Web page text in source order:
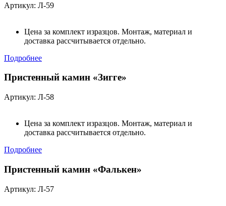
Артикул: Л-59
Цена за комплект изразцов. Монтаж, материал и
доставка рассчитывается отдельно.
Подробнее
Пристенный камин «Зигге»
Артикул: Л-58
Цена за комплект изразцов. Монтаж, материал и
доставка рассчитывается отдельно.
Подробнее
Пристенный камин «Фалькен»
Артикул: Л-57